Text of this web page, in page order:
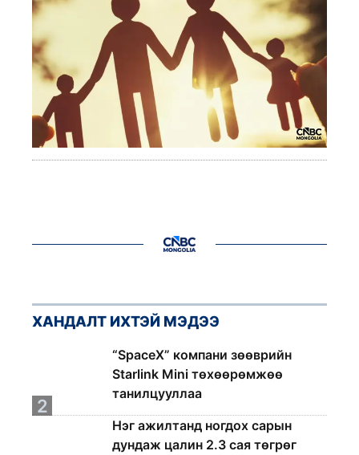
ХАНДАЛТ ИХТЭЙ МЭДЭЭ
“SpaceX” компани зөөврийн
Starlink Mini төхөөрөмжөө
танилцууллаа
2
Нэг ажилтанд ногдох сарын
дундаж цалин 2.3 сая төгрөг